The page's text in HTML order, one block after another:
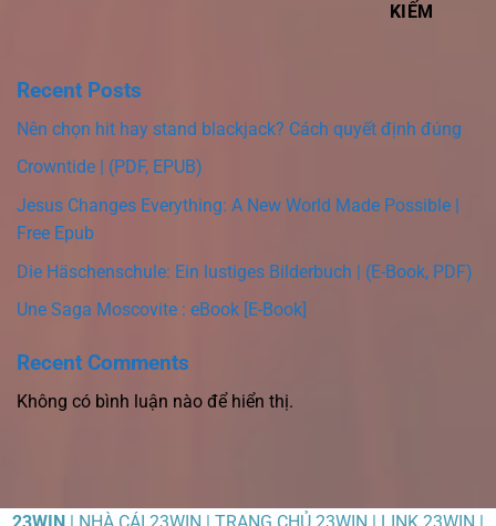
KIẾM
Recent Posts
Nên chọn hit hay stand blackjack? Cách quyết định đúng
Crowntide | (PDF, EPUB)
Jesus Changes Everything: A New World Made Possible |
Free Epub
Die Häschenschule: Ein lustiges Bilderbuch | (E-Book, PDF)
Une Saga Moscovite : eBook [E-Book]
Recent Comments
Không có bình luận nào để hiển thị.